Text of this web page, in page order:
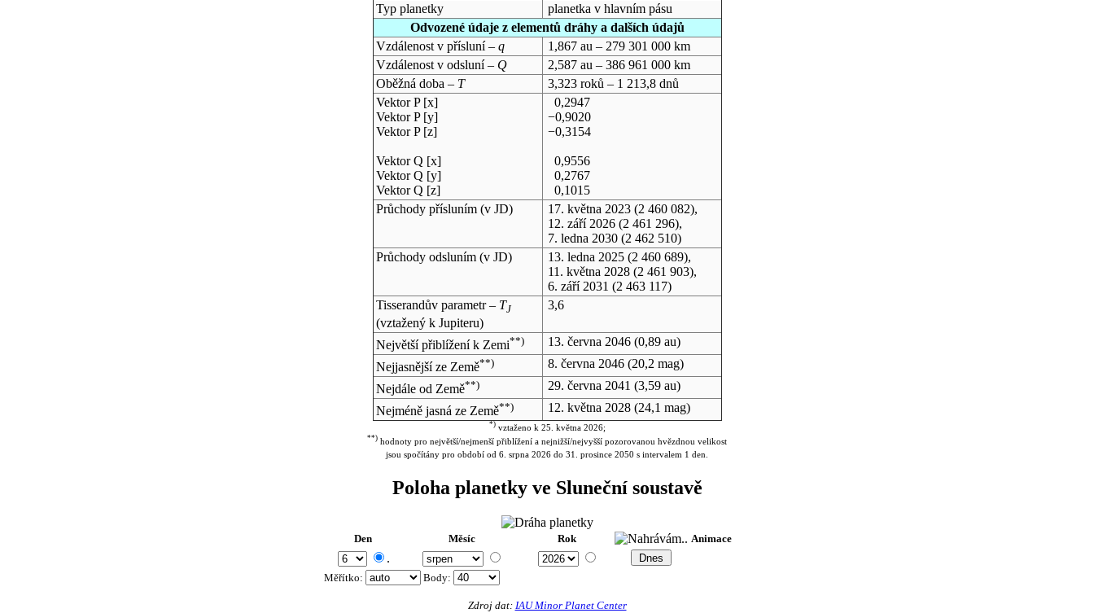
Typ planetky
planetka v hlavním pásu
Odvozené údaje z elementů dráhy a dalších údajů
Vzdálenost v přísluní – q
1,867 au – 279 301 000 km
Vzdálenost v odsluní – Q
2,587 au – 386 961 000 km
Oběžná doba – T
3,323 roků – 1 213,8 dnů
Vektor P [x]
Vektor P [y]
Vektor P [z]
Vektor Q [x]
Vektor Q [y]
Vektor Q [z]
0,2947
−0,9020
−0,3154
0,9556
0,2767
0,1015
Průchody přísluním (v JD) 17. května 2023(2 460 082),
12. září 2026(2 461 296),
7. ledna 2030(2 462 510)
Průchody odsluním (v JD) 13. ledna 2025(2 460 689),
11. května 2028(2 461 903),
6. září 2031 (2 463 117)
Tisserandův parametr – TJ
(vztažený k Jupiteru)
3,6
Největší přiblížení k Zemi**) 13. června 2046(0,89 au)
Nejjasnější ze Země**) 8. června 2046(20,2 mag)
Nejdále od Země**) 29. června 2041 (3,59 au)
Nejméně jasná ze Země**) 12. května 2028(24,1 mag)
*)vztaženo k 25. května 2026;
**) hodnoty pro největší/nejmenší přiblížení a nejnižší/nejvyšší pozorovanou hvězdnou velikost
jsou spočítány pro období od 6. srpna 2026 do 31. prosince 2050 s intervalem 1 den.
Poloha planetky ve Sluneční soustavě
Den Měsíc Rok Animace
.
Měřítko: Body:
Zdroj dat: IAU Minor Planet Center